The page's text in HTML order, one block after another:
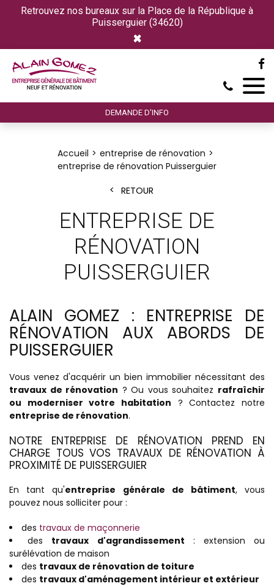
Retrouvez nos bureaux sur la Place de la République à
Puisserguier (34620)
×
DEMANDE D'INFO
Accueil
entreprise de rénovation
entreprise de rénovation Puisserguier
RETOUR
ENTREPRISE DE
RÉNOVATION
PUISSERGUIER
ALAIN GOMEZ : ENTREPRISE DE
RÉNOVATION AUX ABORDS DE
PUISSERGUIER
Vous venez d'acquérir un bien immobilier nécessitant des
travaux de rénovation ? Ou vous souhaitez rafraîchir
ou moderniser votre habitation ? Contactez notre
entreprise de rénovation.
NOTRE ENTREPRISE DE RÉNOVATION PREND EN
CHARGE TOUS VOS TRAVAUX DE RÉNOVATION À
PROXIMITÉ DE PUISSERGUIER
En tant qu'entreprise générale de bâtiment, vous
pouvez nous solliciter pour :
des travaux de maçonnerie
des travaux d'agrandissement : extension ou
surélévation de maison
des travaux de rénovation de toiture
des travaux d'aménagement intérieur et extérieur